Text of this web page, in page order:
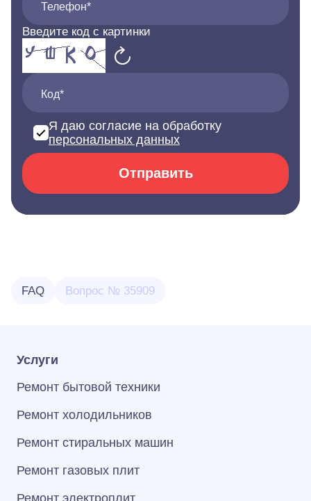
Телефон*
Введите код с картинки
Код*
Я даю согласие на обработку
персональных данных
Отправить
FAQ Вопрос № 35909
Услуги
Ремонт бытовой техники
Ремонт холодильников
Ремонт стиральных машин
Ремонт газовых плит
Ремонт электроплит